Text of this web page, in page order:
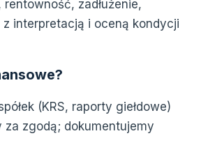
zadłużenie,
interpretacją i oceną kondycji
(KRS, raporty giełdowe)
za zgodą; dokumentujemy